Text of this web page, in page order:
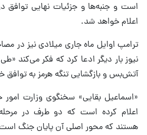
است و جنبه‌ها و جزئیات نهایی
اعلام خواهد شد.
ترامپ اوایل ماه جاری میلادی نیز در
نیوز بار دیگر ادعا کرد که فکر می‌کند
آتش‌بس و بازگشایی تنگه هرمز به توافق
«اسماعیل بقایی» سخنگوی وزارت امور
اعلام کرده است که دو طرف در
هستند که محور اصلی آن پایان جنگ